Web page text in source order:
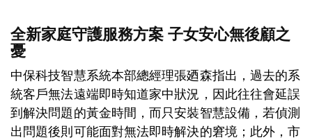
全新家庭守護服務方案 子女安心無後顧之
憂
中保科技智慧系統本部總經理張廼森指出，過去的系
統客戶無法遠端即時知道家中狀況，因此往往會延誤
到解決問題的黃金時間，而只安裝智慧設備，若偵測
出問題後則可能面對無法即時解決的窘境；此外，市